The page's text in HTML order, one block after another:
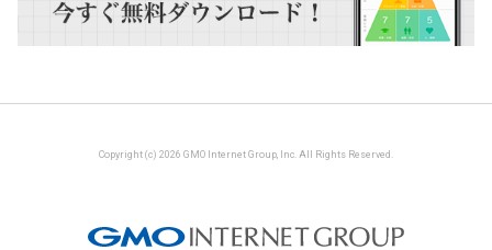
Copyright (c) 2026 GMO Internet Group, Inc. All Rights Reserved.